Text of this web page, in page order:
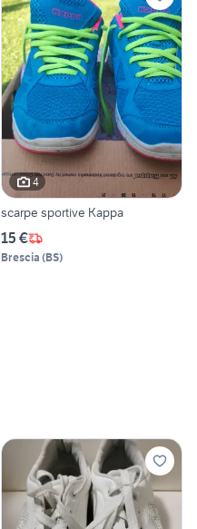
4
scarpe sportive Kappa
15 €
Brescia (BS)